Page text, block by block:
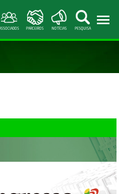
PARCEIROS NOTÍCIAS PESQUISA